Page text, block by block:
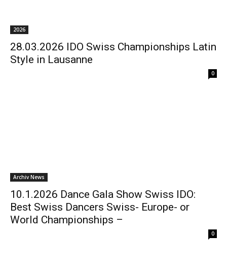
2026
28.03.2026 IDO Swiss Championships Latin
Style in Lausanne
0
Archiv News
10.1.2026 Dance Gala Show Swiss IDO:
Best Swiss Dancers Swiss- Europe- or
World Championships –
0